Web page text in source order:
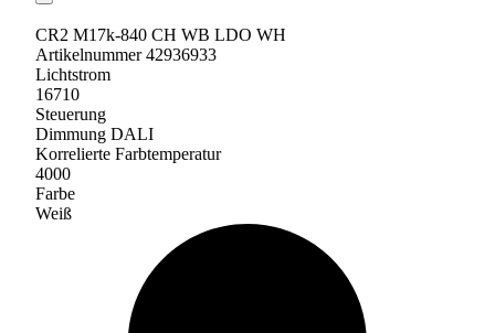
CR2 M17k-840 CH WB LDO WH
Artikelnummer 42936933
Lichtstrom
16710
Steuerung
Dimmung DALI
Korrelierte Farbtemperatur
4000
Farbe
Weiß